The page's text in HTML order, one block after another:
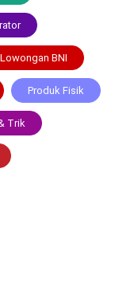
Lowongan BNI
Produk Fisik
Trik